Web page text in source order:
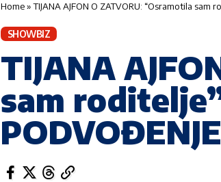
Home»TIJANA AJFON O ZATVORU: “Osramotila sam
SHOWBIZ
TIJANA
sam